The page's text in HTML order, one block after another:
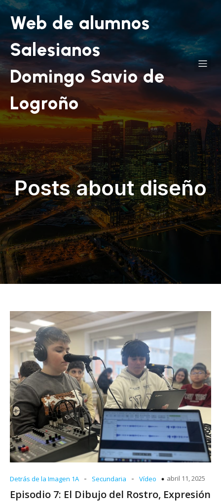
Web de alumnos
Salesianos
Domingo Savio de
Logroño
Posts about diseño
Detrás de la Imagen 1A - Secundaria - Vídeo abril 11, 2025
Episodio 7: El Dibujo del Rostro, Expresión